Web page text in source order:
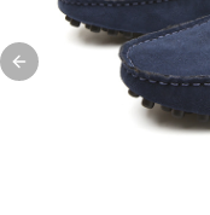
Previous slide